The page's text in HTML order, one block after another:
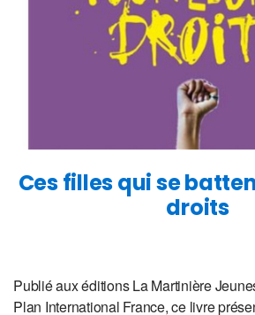
Ces filles qui se
droits
Publié aux éditions La Martinière
Plan International France, ce livre